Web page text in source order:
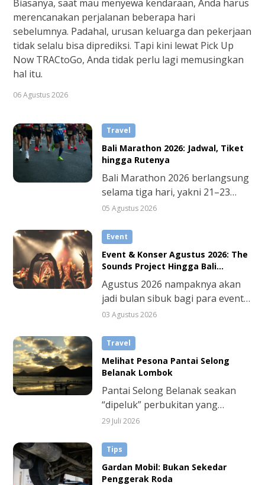
Biasanya, saat mau menyewa kendaraan, Anda harus
merencanakan perjalanan beberapa hari
sebelumnya. Padahal, urusan keluarga dan pekerjaan
tidak selalu bisa diprediksi. Tapi kini lewat Pick Up
Now TRACtoGo, Anda tidak perlu lagi memusingkan
hal itu.
06 Agustus 2026
Travel
Bali Marathon 2026: Jadwal, Tiket
hingga Rutenya
Bali Marathon 2026 berlangsung
selama tiga hari, yakni 21–23
Agustus. Di dua hari pertama,
mengambil race pack terlebih
dulu. Sementara itu, agenda
puncak atau race day digelar
05 Agustus 2026
Event
Event & Konser Agustus 2026: The
Sounds Project Hingga Bali
Marathon
Agustus 2026 nampaknya akan
jadi bulan sibuk bagi para event-
goers di Indonesia. Selain meriah
ada banyak event olahraga,
festival musik, hingga konser
yang sayang banget untuk
03 Agustus 2026
Travel
Melihat Pesona Pantai Selong
Belanak Lombok
Pantai Selong Belanak seakan
“dipeluk” perbukitan yang
membuatnya begitu estetik.
putih, dan laut biru menciptakan
panorama yang memanjakan
mata sekaligus jadi latar foto
29 Juli 2026
Tips
Gardan Mobil: Bukan Sekedar
Penggerak Roda